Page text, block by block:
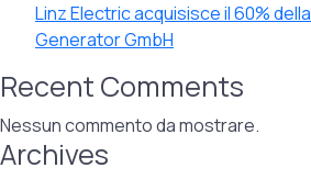
Linz Electric acquisisce il 60%
Generator GmbH
Recent Comments
Nessun commento da mostrare.
Archives